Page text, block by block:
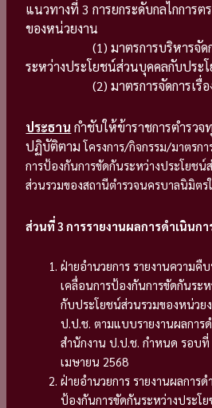
แนวทางที่ 3 การยกระดับกลไกการต
ของหน่วยงาน
(1) มาตรการบริหารจัดการ
ระหว่างประโยชน์ส่วนบุคคลกับประ
(2) มาตรการจัดการเรื่องร้
ประธาน กำชับให้ข้าราชการตำรวจ
ปฏิบัติตามโครงการ/กิจกรรม/มาตรก
การป้องกันการขัดกันระหว่างประโยช
ส่วนรวมของสถานีตำรวจนครบาลนิมิตร
ส่วนที่ 3 การรายงานผลการดำเนินกา
ฝ่ายอำนวยการ รายงานความคื
เคลื่อนการป้องกันการขัดกันระ
กับประโยชน์ส่วนรวมของหน่วย
ป.ป.ช. ตามแบบรายงานผลการ
สำนักงาน ป.ป.ช. กำหนด รอบ
เมษายน 2568
ฝ่ายอำนวยการ รายงานผลการ
ป้องกันการขัดกันระหว่างประโ